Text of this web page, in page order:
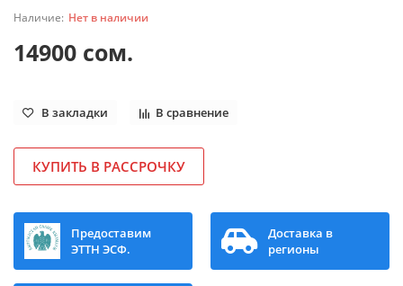
Нет в наличии
14900 сом.
В закладки В сравнение
КУПИТЬ В РАССРОЧКУ
Предоставим
ЭТТН ЭСФ.
Доставка в
регионы